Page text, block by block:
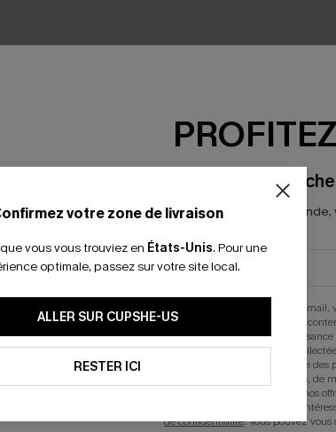
votre zone de livraison
vous vous trouviez en États-Unis. Pour une
optimale, passez sur votre site local.
ALLER SUR CUPSHE-US
RESTER ICI
-15% dès 2
*Un code par
En soumettant votre adresse e-
mails marketing (y compris du
reconnaissez avoir pris connaissance
pouvons utiliser les données
technologies de suivi, telles que
savoir si ceux-ci ont été ouverts, de
personnaliser nos contenus et nos
produits susceptibles de vous
de confidentialité. Vous pouvez